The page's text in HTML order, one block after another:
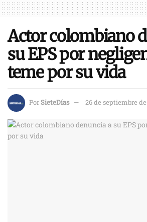
Actor colombiano
su EPS por
teme por su vida
PorSieteDías 26 de septiembre de